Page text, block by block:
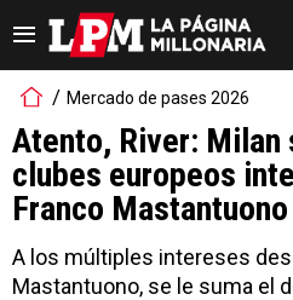
Mercado de pases 2026
Atento, River: Milan
clubes europeos
Franco Mastantuono
A los múltiples intereses
Mastantuono, se le suma el